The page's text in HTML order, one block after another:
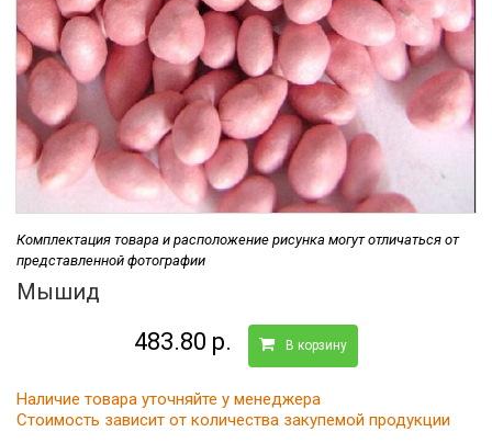
Комплектация товара и расположение рисунка могут отличаться от
представленной фотографии
Мышид
483.80 р. В корзину
Наличие товара уточняйте у менеджера
Стоимость зависит от количества закупемой продукции